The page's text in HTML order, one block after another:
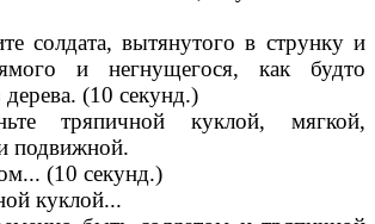
солдата, вытянутого в струнку и
и негнущегося, как будто
(10 секунд.)
тряпичной куклой, мягкой,
подвижной.
(10 секунд.)
куклой...